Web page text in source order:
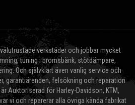
verkstäder och jobbar mycket
tuning i bromsbänk, stötdämpare,
Och självklart även vanlig service och
garantiärenden, felsökning och reparation
Auktoriserad för Harley-Davidson, KTM,
vi och reparerar alla övriga kända fabrikat